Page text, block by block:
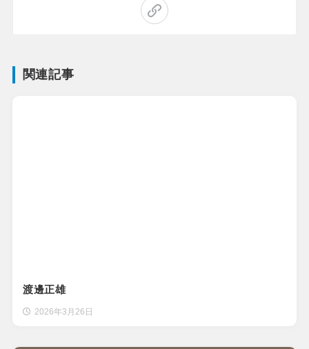
関連記事
渡邊正雄
2026年3月26日